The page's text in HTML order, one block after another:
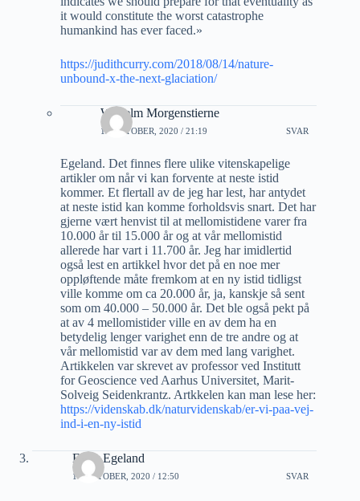
it would constitute the worst catastrophe
humankind has ever faced.»
https://judithcurry.com/2018/08/14/nature-
unbound-x-the-next-glaciation/
Wilhelm Morgenstierne
12 OKTOBER, 2020 / 21:19 SVAR
Egeland. Det finnes flere ulike vitenskapelige
artikler om når vi kan forvente at neste istid
kommer. Et flertall av de jeg har lest, har antydet
at neste istid kan komme forholdsvis snart. Det har
gjerne vært henvist til at mellomistidene varer fra
10.000 år til 15.000 år og at vår mellomistid
allerede har vart i 11.700 år. Jeg har imidlertid
også lest en artikkel hvor det på en noe mer
oppløftende måte fremkom at en ny istid tidligst
ville komme om ca 20.000 år, ja, kanskje så sent
som om 40.000 – 50.000 år. Det ble også pekt på
at av 4 mellomistider ville en av dem ha en
betydelig lenger varighet enn de tre andre og at
vår mellomistid var av dem med lang varighet.
Artikkelen var skrevet av professor ved Institutt
for Geoscience ved Aarhus Universitet, Marit-
Solveig Seidenkrantz. Artkkelen kan man lese her:
https://videnskab.dk/naturvidenskab/er-vi-paa-vej-
ind-i-en-ny-istid
Einar Egeland
14 OKTOBER, 2020 / 12:50 SVAR